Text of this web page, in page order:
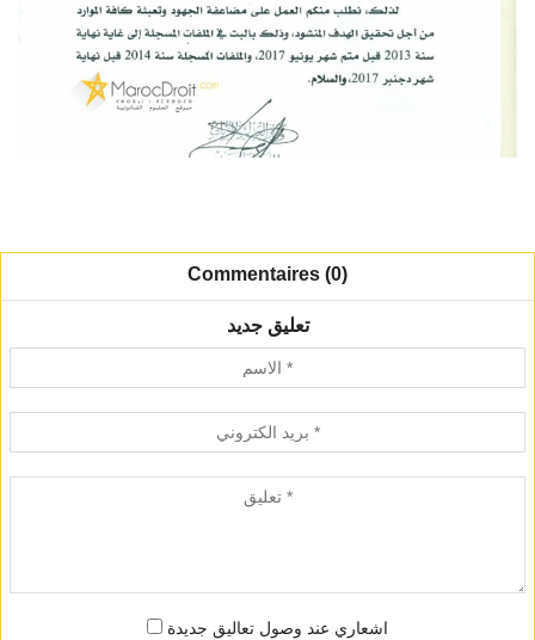
Commentaires (0)
تعليق جديد
اشعاري عند وصول تعاليق جديدة